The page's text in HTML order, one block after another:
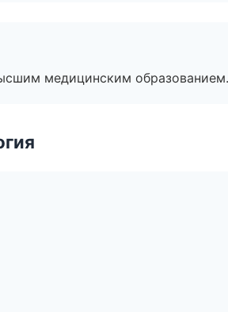
медицинским образованием.